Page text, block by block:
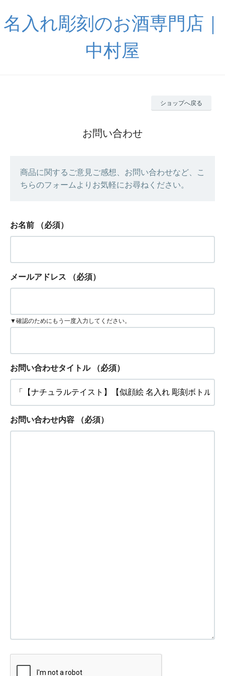
名入れ彫刻のお酒専門店｜
中村屋
ショップへ戻る
お問い合わせ
商品に関するご意見ご感想、お問い合わせなど、こ
ちらのフォームよりお気軽にお尋ねください。
お名前 （必須）
メールアドレス （必須）
▼確認のためにもう一度入力してください。
お問い合わせタイトル （必須）
お問い合わせ内容 （必須）